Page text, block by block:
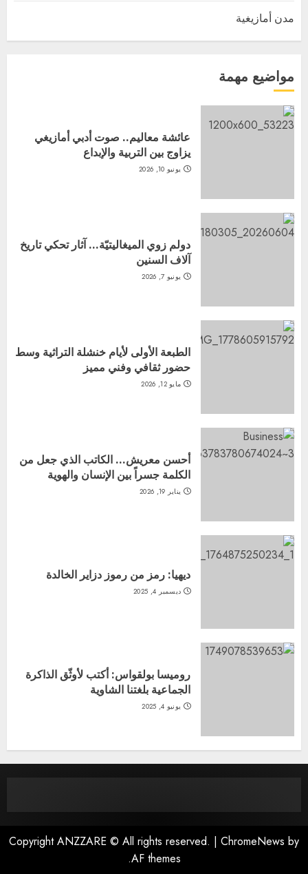
مدن أمازيغية
مواضيع مهمة
عائشة معاليم.. صوت أدبي أمازيغي
يزاوج بين التربية والإبداع
يونيو 10, 2026
دولم زوي الميغاليتيّة… آثار تحكي تاريخ
آلاف السنين
يونيو 7, 2026
الطبعة الأولى لأيام خنشلة التراثية وسط
حضور ثقافي وفني مميز
مايو 12, 2026
أحسن معريش… الكاتب الذي جعل من
الكلمة جسراً بين الإنسان والهوية
يناير 19, 2026
ديهيا: رمز من رموز دزاير الخالدة
ديسمبر 4, 2025
روميسا بولقواس: أكتب لأوثّق الذاكرة
الجماعية بلغتنا الشاوية
يونيو 4, 2025
Copyright ANZZARE © All rights reserved. | ChromeNews by
AF themes.